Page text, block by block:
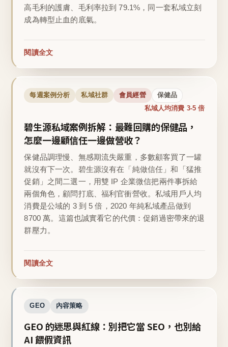
高毛利的護膚、毛利率拉到 79.1%，同一套私域立刻
成為轉型止血的底氣。
閱讀全文
每週案例分析 私域社群 會員經營 保健品
私域人均消費 3-5 倍
碧生源私域案例拆解：最難回購的保健品，
怎麼一邊顧信任一邊做營收？
保健品調理慢、無感期流失嚴重，多數顧客買了一罐
就沒有下一次。碧生源沒有在「純做信任」和「猛推
促銷」之間二選一，用雙 IP 企業微信把兩件事拆給
兩個角色，顧問打底、福利官衝營收。私域用戶人均
消費是公域的 3 到 5 倍，2020 年純私域產品做到
8700 萬。這篇也誠實看它的代價：促銷過密帶來的退
群壓力。
閱讀全文
GEO 內容策略
GEO 的迷思與紅線：別把它當 SEO，也別給
AI 餵假資訊